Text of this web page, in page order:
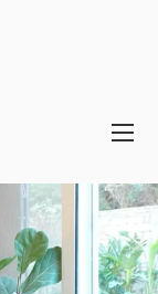
Main
Secondary
Navigation